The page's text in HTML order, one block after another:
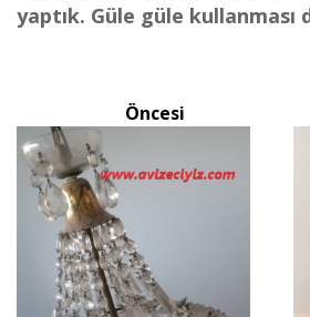
yaptık. Güle güle kullanması
Öncesi